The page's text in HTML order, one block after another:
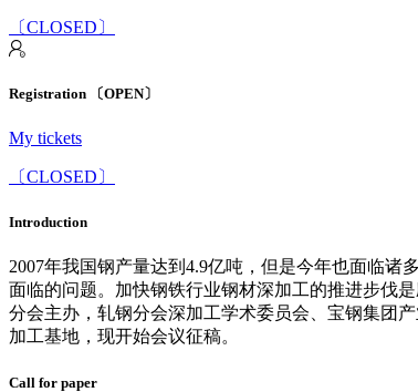
〔CLOSED〕
Registration 〔OPEN〕
My tickets
〔CLOSED〕
Introduction
2007年我国钢产量达到4.9亿吨，但是今年也面临
面临的问题。加快钢铁行业钢材深加工的推进步伐
分会主办，轧钢分会深加工学术委员会、宝钢集团
加工基地，现开始会议征稿。
Call for paper